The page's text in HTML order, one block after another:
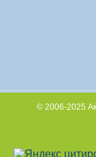
© 2006-2025